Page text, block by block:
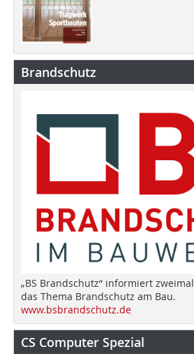
Brandschutz
„BS Brandschutz“ informiert
das Thema Brandschutz am Bau.
www.bsbrandschutz.de
CS Computer Spezial